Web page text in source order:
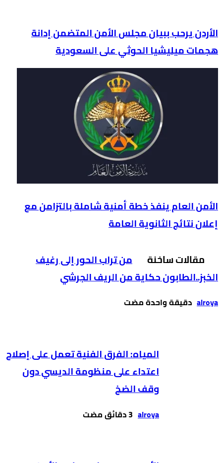
الأردن يرحب ببيان مجلس الأمن المتضمن إدانة
هجمات ميليشيا الحوثي على السعودية
الأمن العام ينفذ خطة أمنية شاملة بالتزامن مع
إعلان نتائج الثانوية العامة
مقالات ساخنة
من تراب الحور إلى رغيف
الخبز..الطابون حكاية من الريف الجرشي
alroya ‫‫‫‏‫دقيقة واحدة مضت‬
المياه: الفرق الفنية تعمل على إصلاح
اعتداء على منظومة الديسي دون
وقف الضخ
alroya